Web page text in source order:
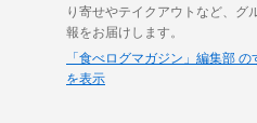
り寄せやテイクアウトなど、グ
報をお届けします。
「食べログマガジン」編集部
を表示